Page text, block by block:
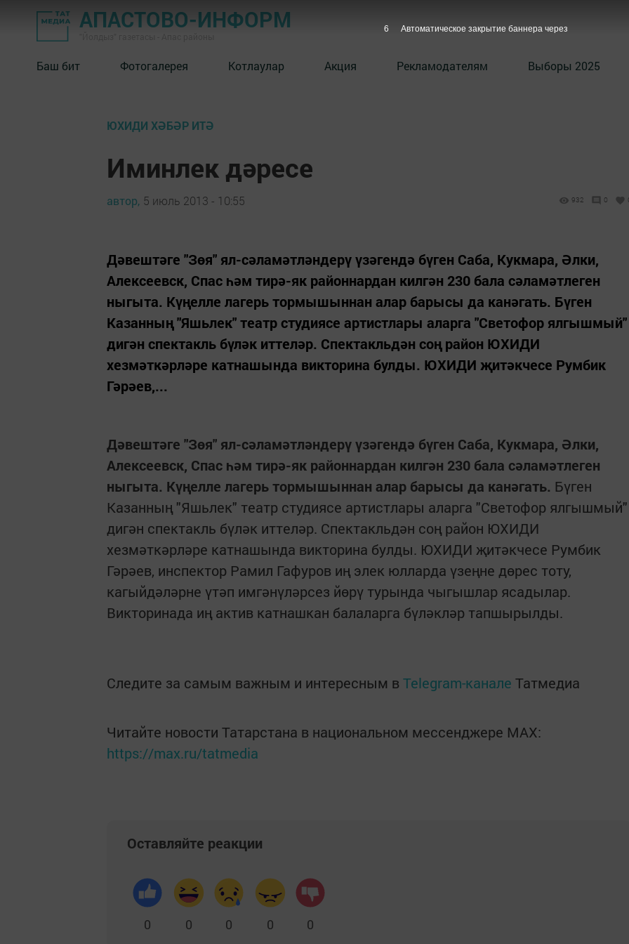
АПАСТОВО-ИНФОРМ
Баш бит Фотогалерея Котлаулар Акция Рекламодателям Выборы 2025
ЮХИДИ ХӘБӘР ИТӘ
Иминлек дәресе
автор, 5 июль 2013 - 10:55 932 0
Дәвештәге "Зөя" ял-сәламәтләндерү үзәгендә бүген Саба, Кукмара, Әлки,
Алексеевск, Спас һәм тирә-як районнардан килгән 230 бала сәламәтлеген
ныгыта. Күңелле лагерь тормышыннан алар барысы да канәгать. Бүген
Казанның "Яшьлек" театр студиясе артистлары аларга "Светофор ялгышмый"
дигән спектакль бүләк иттеләр. Спектакльдән соң район ЮХИДИ
хезмәткәрләре катнашында викторина булды. ЮХИДИ җитәкчесе Румбик
Гәрәев,...
Дәвештәге "Зөя" ял-сәламәтләндерү үзәгендә бүген Саба, Кукмара, Әлки,
Алексеевск, Спас һәм тирә-як районнардан килгән 230 бала сәламәтлеген
ныгыта. Күңелле лагерь тормышыннан алар барысы да канәгать. Бүген
Казанның "Яшьлек" театр студиясе артистлары аларга "Светофор ялгышмый"
дигән спектакль бүләк иттеләр. Спектакльдән соң район ЮХИДИ
хезмәткәрләре катнашында викторина булды. ЮХИДИ җитәкчесе Румбик
Гәрәев, инспектор Рамил Гафуров иң элек юлларда үзеңне дөрес тоту,
кагыйдәләрне үтәп имгәнүләрсез йөрү турында чыгышлар ясадылар.
Викторинада иң актив катнашкан балаларга бүләкләр тапшырылды.
Следите за самым важным и интересным в Telegram-канале Татмедиа
Читайте новости Татарстана в национальном мессенджере MАХ:
https://max.ru/tatmedia
Оставляйте реакции
0 0 0 0 0
5 Автоматическое закрытие баннера через